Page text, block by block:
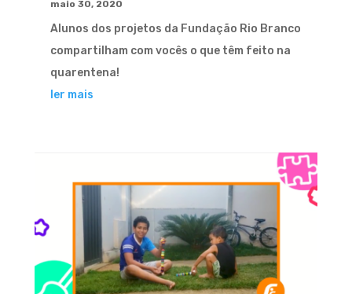
maio 30, 2020
Alunos dos projetos da Fundação Rio Branco
compartilham com vocês o que têm feito na
quarentena!
ler mais